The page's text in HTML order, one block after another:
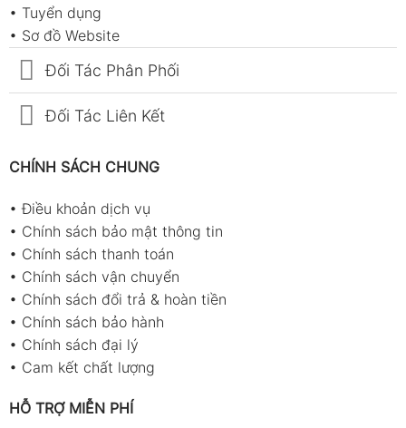
• Tuyển dụng
• Sơ đồ Website
Đối Tác Phân Phối
Đối Tác Liên Kết
CHÍNH SÁCH CHUNG
•Điều khoản dịch vụ
• Chính sách bảo mật thông tin
• Chính sách thanh toán
• Chính sách vận chuyển
• Chính sách đổi trả & hoàn tiền
• Chính sách bảo hành
• Chính sách đại lý
• Cam kết chất lượng
HỖ TRỢ MIỄN PHÍ